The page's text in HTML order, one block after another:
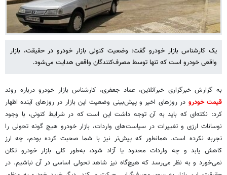
یک کارشناس بازار خودرو گفت: وضعیت کنونی بازار خودرو در حقیقت، بازار
واقعی خودرو است که تنها توسط مصرف‌کنندگان واقعی هدایت می‌شود.
به گزارش خبرگزاری خبرآنلاین، عماد جعفری، کارشناس بازار خودرو درباره روند
قیمت خودرو در روزهای اخیر و پیش‌بینی وضعیت این بازار در روزهای آینده اظهار
کرد: نکته‌ای که باید به آن توجه داشت این است که در شرایط کنونی، با وجود
نوسانات ارزی و تغییرات در سیاست‌های واردات، بازار خودرو هیچ گونه تحولی را
تجربه نکرده است. همانطور که پیش‌تر نیز با شما صحبت کرده بودم، چه ارز
کاهش یابد و چه واردات محدود یا آزاد شود، به‌طور کلی بازار خودرو تکان
نمی‌خورد و به نظر می‌رسد که هیچ‌گاه نیز شاهد تحولی اساسی در آن نباشیم. در